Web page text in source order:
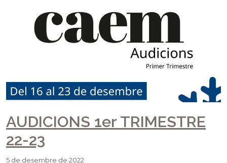
AUDICIONS 1er TRIMESTRE
22-23
5 de desembre de 2022